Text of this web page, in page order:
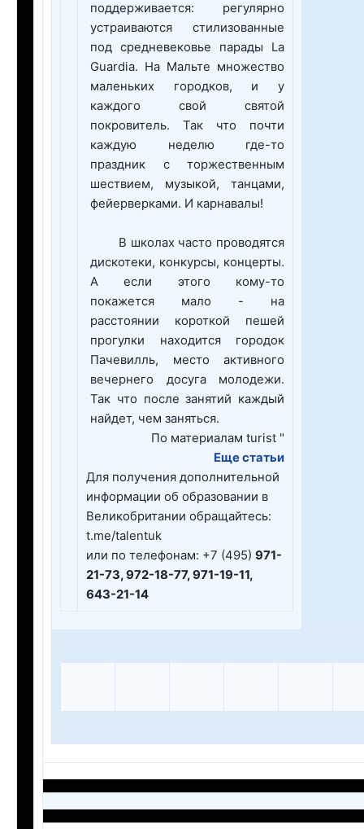
поддерживается: регулярно
устраиваются стилизованные
под средневековье парады La
Guardia. На Мальте множество
маленьких городков, и у
каждого свой святой
покровитель. Так что почти
каждую неделю где-то
праздник с торжественным
шествием, музыкой, танцами,
фейерверками. И карнавалы!
В школах часто проводятся
дискотеки, конкурсы, концерты.
А если этого кому-то
покажется мало - на
расстоянии короткой пешей
прогулки находится городок
Пачевилль, место активного
вечернего досуга молодежи.
Так что после занятий каждый
найдет, чем заняться.
По материалам turist "
Еще статьи
Для получения дополнительной
информации об образовании в
Великобритании обращайтесь:
t.me/talentuk
или по телефонам: +7 (495) 971-
21-73, 972-18-77, 971-19-11,
643-21-14